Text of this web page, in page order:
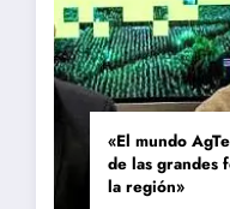
«El mundo
de las grandes
la región»